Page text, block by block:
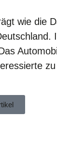
wie die